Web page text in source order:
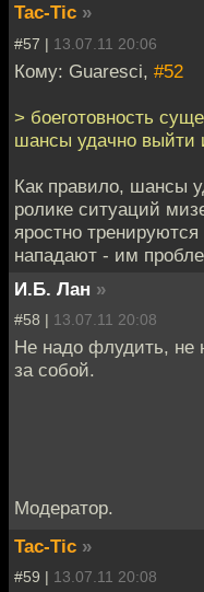
Tac-Tic »
#57 | 13.07.11 20:06
Кому: Guaresci, #52
> боеготовность
шансы удачно выйти
Как правило, шансы
ролике ситуаций
яростно
нападают - им
И.Б. Лан »
#58 | 13.07.11 20:08
Не надо флудить, не
за собой.
Модератор.
Tac-Tic »
#59 | 13.07.11 20:08